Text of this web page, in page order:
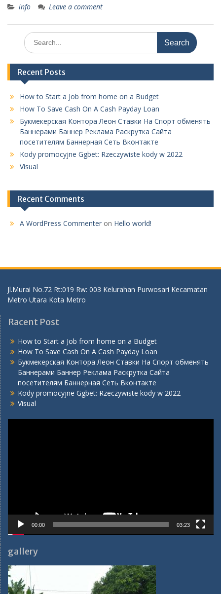
info Leave a comment
Search
for:
Recent Posts
How to Start a Job from home on a Budget
How To Save Cash On A Cash Payday Loan
Букмекерская Контора Леон Ставки На Спорт обменять
Баннерами Баннер Реклама Раскрутка Сайта
посетителям Баннерная Сеть Вконтакте
Kody promocyjne Ggbet: Rzeczywiste kody w 2022
Visual
Recent Comments
A WordPress Commenter on Hello world!
Jl.Murai No.72 Rt:019 Rw: 003 Kelurahan Purwosari Kecamatan
Metro Utara Kota Metro
Racent Post
How to Start a Job from home on a Budget
How To Save Cash On A Cash Payday Loan
Букмекерская Контора Леон Ставки На Спорт обменять
Баннерами Баннер Реклама Раскрутка Сайта
посетителям Баннерная Сеть Вконтакте
Kody promocyjne Ggbet: Rzeczywiste kody w 2022
Visual
00:00 03:23
gallery